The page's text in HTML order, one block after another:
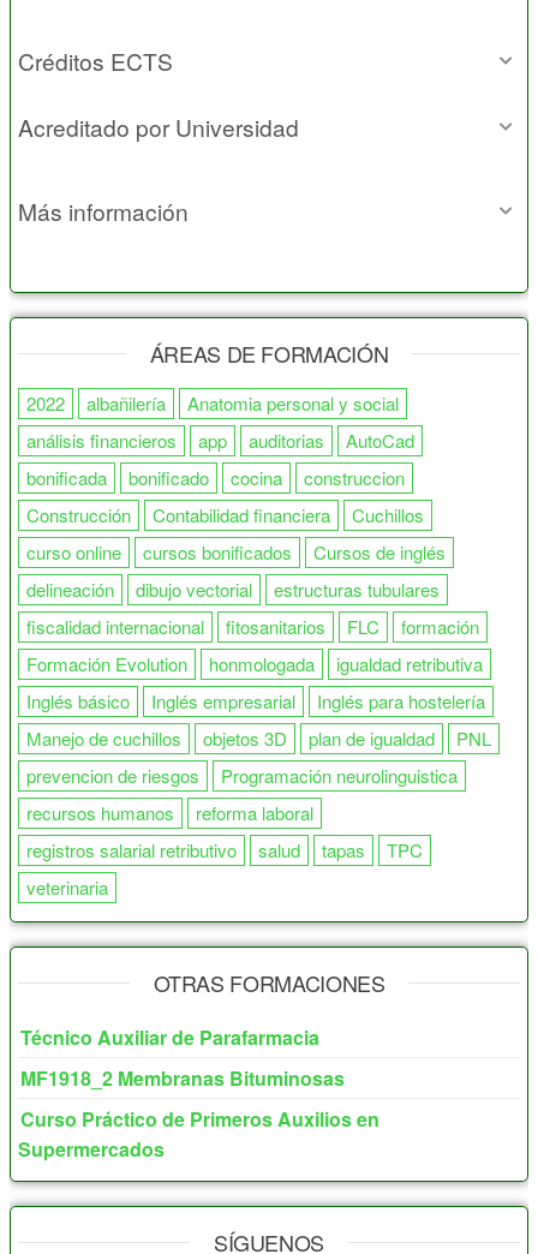
Créditos ECTS
Acreditado por Universidad
Más información
ÁREAS DE FORMACIÓN
2022 albañilería
Anatomia personal y social
análisis financieros
app auditorias
AutoCad
bonificada
bonificado cocina
construccion
Construcción
Contabilidad financiera
Cuchillos
curso online
cursos bonificados
Cursos de inglés
delineación
dibujo vectorial
estructuras tubulares
fiscalidad internacional
fitosanitarios FLC
formación
Formación Evolution
honmologada
igualdad retributiva
Inglés básico
Inglés empresarial
Inglés para hostelería
Manejo de cuchillos
objetos 3D plan de igualdad
PNL
prevencion de riesgos
Programación neurolinguistica
recursos humanos
reforma laboral
registros salarial retributivo
salud tapas
TPC
veterinaria
OTRAS FORMACIONES
Técnico Auxiliar de Parafarmacia
MF1918_2 Membranas Bituminosas
Curso Práctico de Primeros Auxilios en
Supermercados
SÍGUENOS